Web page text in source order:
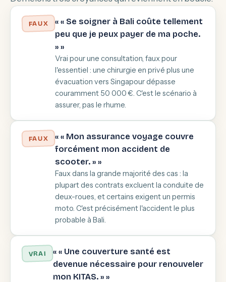
FAUX
« « Se soigner à Bali coûte tellement
peu que je peux payer de ma poche.
» »
Vrai pour une consultation, faux pour
l'essentiel : une chirurgie en privé plus une
évacuation vers Singapour dépasse
couramment 50 000 €. C'est le scénario à
assurer, pas le rhume.
FAUX
« « Mon assurance voyage couvre
forcément mon accident de
scooter. » »
Faux dans la grande majorité des cas : la
plupart des contrats excluent la conduite de
deux-roues, et certains exigent un permis
moto. C'est précisément l'accident le plus
probable à Bali.
VRAI
« « Une couverture santé est
devenue nécessaire pour renouveler
mon KITAS. » »